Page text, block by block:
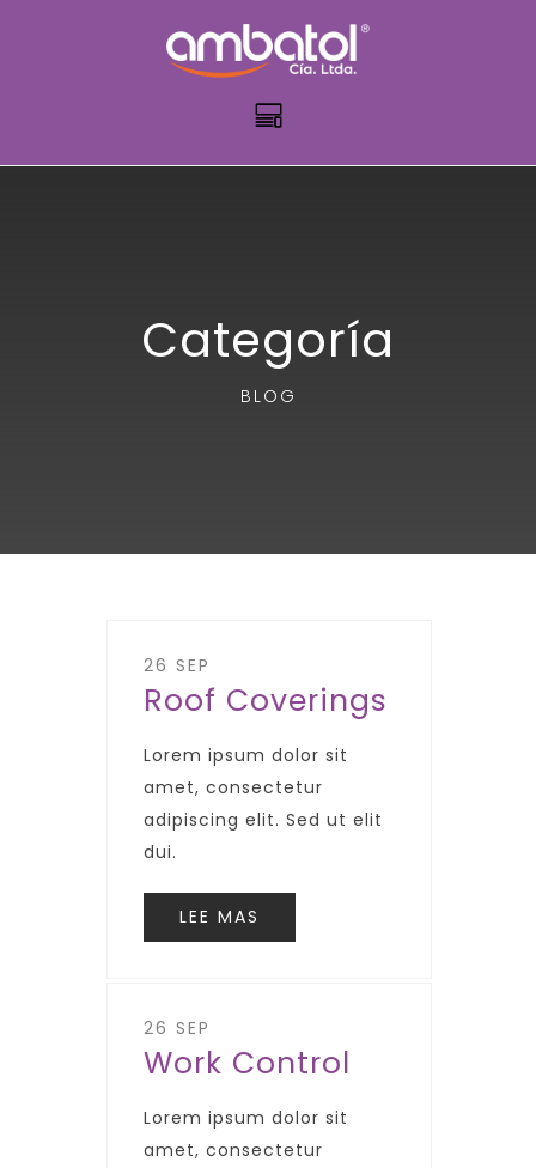
Categoría
BLOG
26 SEP
Roof Coverings
Lorem ipsum dolor sit
amet, consectetur
adipiscing elit. Sed ut elit
dui.
LEE MAS
26 SEP
Work Control
Lorem ipsum dolor sit
amet, consectetur